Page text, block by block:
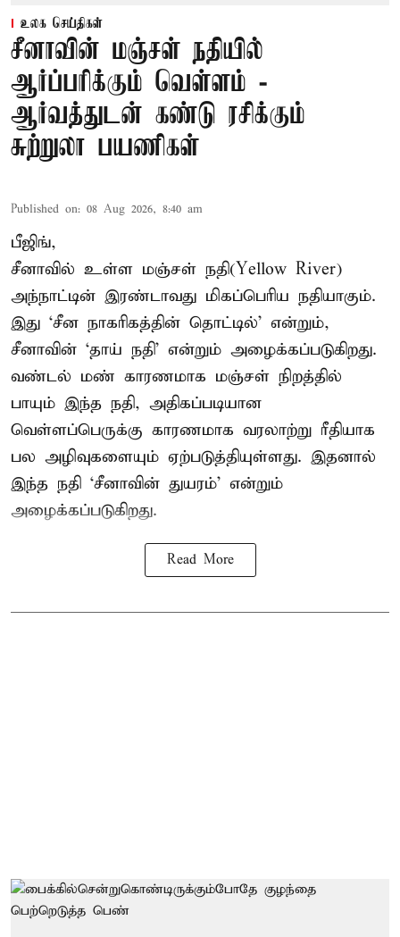
உலக செய்திகள்
சீனாவின் மஞ்சள் நதியில்
ஆர்ப்பரிக்கும் வெள்ளம் -
ஆர்வத்துடன் கண்டு ரசிக்கும்
சுற்றுலா பயணிகள்
Published on: 08 Aug 2026, 8:40 am
பீஜிங்,
சீனாவில் உள்ள மஞ்சள் நதி(Yellow River)
அந்நாட்டின் இரண்டாவது மிகப்பெரிய நதியாகும்.
இது ‘சீன நாகரிகத்தின் தொட்டில்’ என்றும்,
சீனாவின் ‘தாய் நதி’ என்றும் அழைக்கப்படுகிறது.
வண்டல் மண் காரணமாக மஞ்சள் நிறத்தில்
பாயும் இந்த நதி, அதிகப்படியான
வெள்ளப்பெருக்கு காரணமாக வரலாற்று ரீதியாக
பல அழிவுகளையும் ஏற்படுத்தியுள்ளது. இதனால்
இந்த நதி ‘சீனாவின் துயரம்’ என்றும்
அழைக்கப்படுகிறது.
Read More